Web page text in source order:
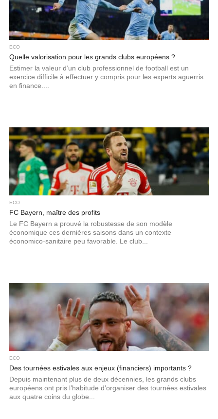
ECO
Quelle valorisation pour les grands clubs européens ?
Estimer la valeur d’un club professionnel de football est un
exercice difficile à effectuer y compris pour les experts aguerris
en finance....
ECO
FC Bayern, maître des profits
Le FC Bayern a prouvé la robustesse de son modèle
économique ces dernières saisons dans un contexte
économico-sanitaire peu favorable. Le club...
ECO
Des tournées estivales aux enjeux (financiers) importants ?
Depuis maintenant plus de deux décennies, les grands clubs
européens ont pris l’habitude d’organiser des tournées estivales
aux quatre coins du globe...